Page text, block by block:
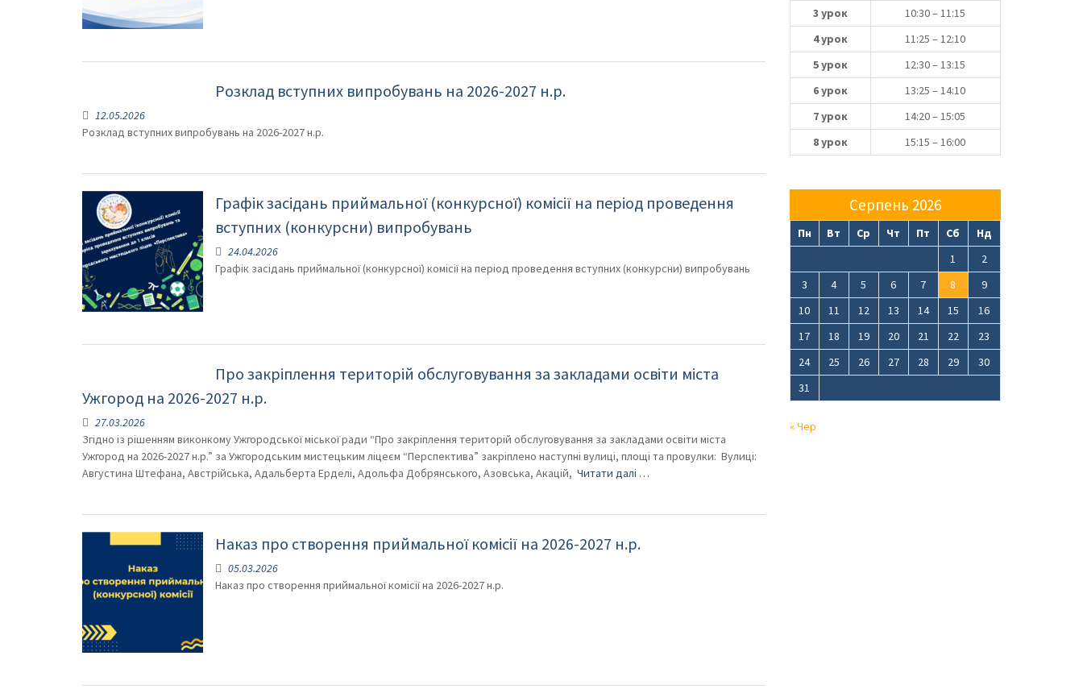
Розклад вступних випробувань на 2026-2027 н.р.
12.05.2026
Розклад вступних випробувань на 2026-2027 н.р.
Графік засідань приймальної (конкурсної) комісії на період проведення
вступних (конкурсни) випробувань
24.04.2026
Графік засідань приймальної (конкурсної) комісії на період проведення вступних (конкурсни) випробувань
Про закріплення територій обслуговування за закладами освіти міста
Ужгород на 2026-2027 н.р.
27.03.2026
Згідно із рішенням виконкому Ужгородської міської ради “Про закріплення територій обслуговування за закладами освіти міста
Ужгород на 2026-2027 н.р.” за Ужгородським мистецьким ліцеєм “Перспектива” закріплено наступні вулиці, площі та провулки: Вулиці:
Августина Штефана, Австрійська, Адальберта Ерделі, Адольфа Добрянського, Азовська, Акацій, Читати далі …
Наказ про створення приймальної комісії на 2026-2027 н.р.
05.03.2026
Наказ про створення приймальної комісії на 2026-2027 н.р.
3 урок
10:30 – 11:15
4 урок
11:25 – 12:10
5 урок
12:30 – 13:15
6 урок
13:25 – 14:10
7 урок
14:20 – 15:05
8 урок
15:15 – 16:00
Серпень 2026
Пн Вт Ср Чт Пт Сб
Нд
1
2
3
4 5 6 7 8
9
10
11 12 13 14 15
16
17
18 19 20 21 22
23
24
25 26 27 28 29
30
31
« Чер